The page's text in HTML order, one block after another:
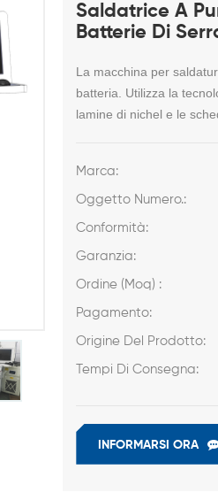
Saldatrice A
Batterie Di
La macchina per
batteria. Utilizza la
lamine di nichel e le
Marca:
Oggetto Numero.:
Conformità:
Garanzia:
Ordine (Moq) :
Pagamento:
Origine Del Prodotto:
Tempi Di Consegna:
INFORMARSI ORA